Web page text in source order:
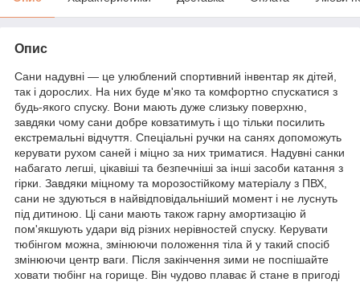
Опис
Сани надувні — це улюблений спортивний інвентар як дітей,
так і дорослих. На них буде м'яко та комфортно спускатися з
будь-якого спуску. Вони мають дуже слизьку поверхню,
завдяки чому сани добре ковзатимуть і що тільки посилить
екстремальні відчуття. Спеціальні ручки на санях допоможуть
керувати рухом саней і міцно за них триматися. Надувні санки
набагато легші, цікавіші та безпечніші за інші засоби катання з
гірки. Завдяки міцному та морозостійкому матеріалу з ПВХ,
сани не здуються в найвідповідальніший момент і не луснуть
під дитиною. Ці сани мають також гарну амортизацію й
пом'якшують удари від різних нерівностей спуску. Керувати
тюбінгом можна, змінюючи положення тіла й у такий спосіб
змінюючи центр ваги. Після закінчення зими не поспішайте
ховати тюбінг на горище. Він чудово плаває й стане в пригоді